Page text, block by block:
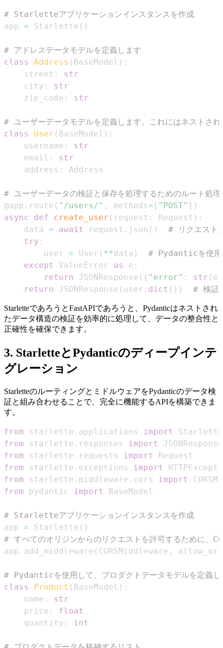
# Starletteアプリケーションインスタンスを作成
app = Starlette ( )
# アドレスデータモデルを定義します
class
Address ( BaseModel ) :
    street
:
str
    city
:
str
    zip_code
: str
# ユーザーデータモデルを定義します。これにはネストさ
class
User ( BaseModel ) :
    username
:
str
    email
:
str
    address
:
# ユーザーデータの検証と保存を処理するためのルート処
@app . route ( "/users/" , methods= [ "POST" ] )
async
def create_user ( request : Request ) :
    data
= await request . json ( )
# リクエスト
try :
        user
= User ( **data )
# Pydanticを使用
except
ValueError as e :
return
JSONResponse ( { "error" : str ( e
return
JSONResponse ( user . dict ( ) ) # 検証
StarletteであろうとFastAPIであろうと、Pydanticはネストされ
たデータ構造の検証を効率的に処理して、データの整合性と
正確性を確保できます。
3. StarletteとPydanticのディープインテ
グレーション
StarletteのルーティングとミドルウェアをPydanticのデータ検
証と組み合わせることで、完全に機能するAPIを構築できま
す。
from starlette . applications import
from starlette . responses import
from starlette . requests import
from starlette . exceptions import
from starlette . middleware . cors import
from pydantic import
# Starletteアプリケーションインスタンスを作成
app = Starlette ( )
# すべてのオリジンからのリクエストを許可するために、
app . add_middleware ( CORSMiddleware ,
# Pydanticを使用して、プロダクトデータモデルを定義し
class
Product ( BaseModel ) :
    name
:
str
    price
:
float
    quantity
: int